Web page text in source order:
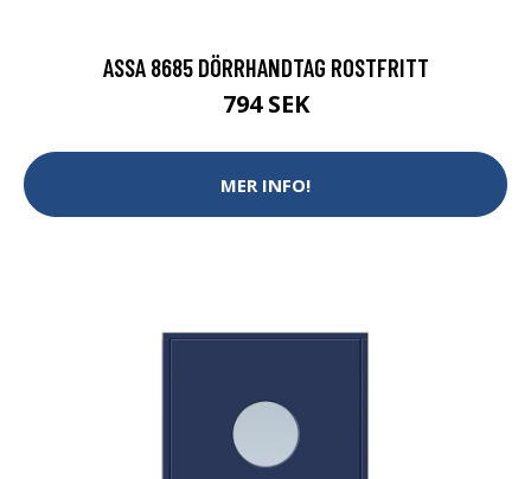
ASSA 8685 DÖRRHANDTAG ROSTFRITT
794 SEK
MER INFO!